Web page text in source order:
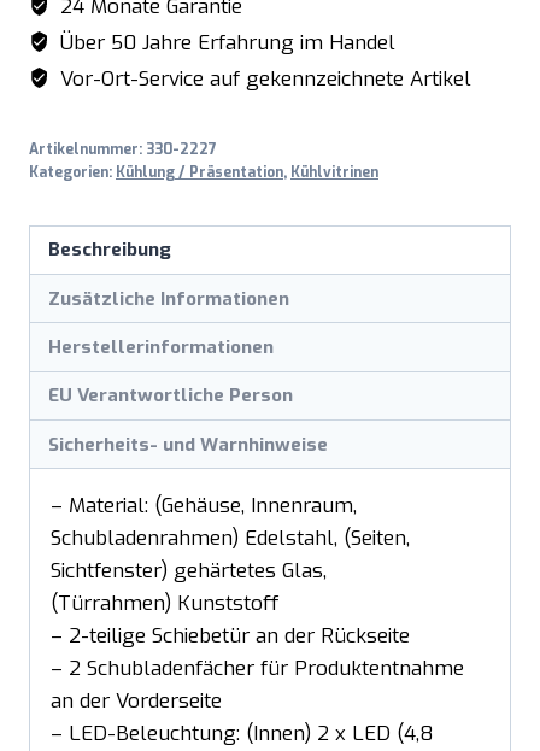
Modell
JULIAN
Menge
24 Monate Garantie
Über 50 Jahre Erfahrung im Handel
Vor-Ort-Service auf gekennzeichnete Artikel
Artikelnummer: 330-2227
Kategorien: Kühlung / Präsentation, Kühlvitrinen
Beschreibung
Zusätzliche Informationen
Herstellerinformationen
EU Verantwortliche Person
Sicherheits- und Warnhinweise
– Material: (Gehäuse, Innenraum,
Schubladenrahmen) Edelstahl, (Seiten,
Sichtfenster) gehärtetes Glas,
(Türrahmen) Kunststoff
– 2-teilige Schiebetür an der Rückseite
– 2 Schubladenfächer für Produktentnahme
an der Vorderseite
– LED-Beleuchtung: (Innen) 2 x LED (4,8